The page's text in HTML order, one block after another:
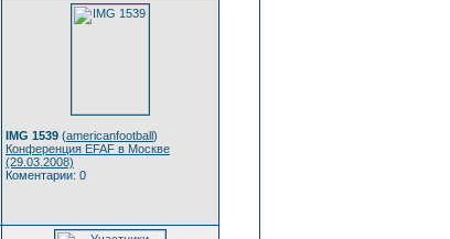
IMG 1539 (americanfootball)
Конференция EFAF в Москве
(29.03.2008)
Коментарии: 0